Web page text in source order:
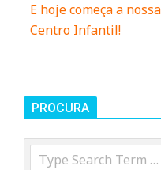
n
t
a
E hoje começa a
Centro Infantil!
PROCURA
Search